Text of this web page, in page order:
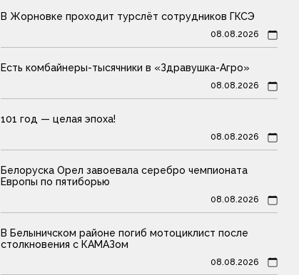
В Жорновке проходит турслёт сотрудников ГКСЭ
08.08.2026
Есть комбайнеры-тысячники в «Здравушка-Агро»
08.08.2026
101 год — целая эпоха!
08.08.2026
Белоруска Орел завоевала серебро чемпионата
Европы по пятиборью
08.08.2026
В Белыничском районе погиб мотоциклист после
столкновения с КАМАЗом
08.08.2026